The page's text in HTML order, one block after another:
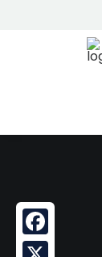
Facebook